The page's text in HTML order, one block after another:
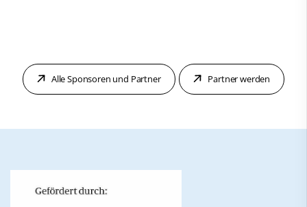
Alle Sponsoren und Partner Partner werden